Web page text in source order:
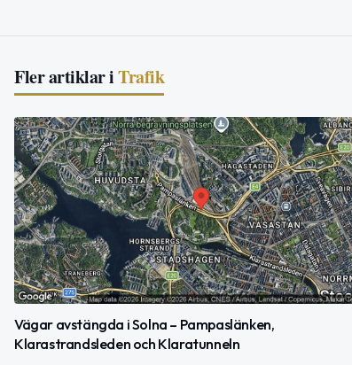
Fler artiklar iTrafik
Vägar avstängda i Solna – Pampaslänken,
Klarastrandsleden och Klaratunneln